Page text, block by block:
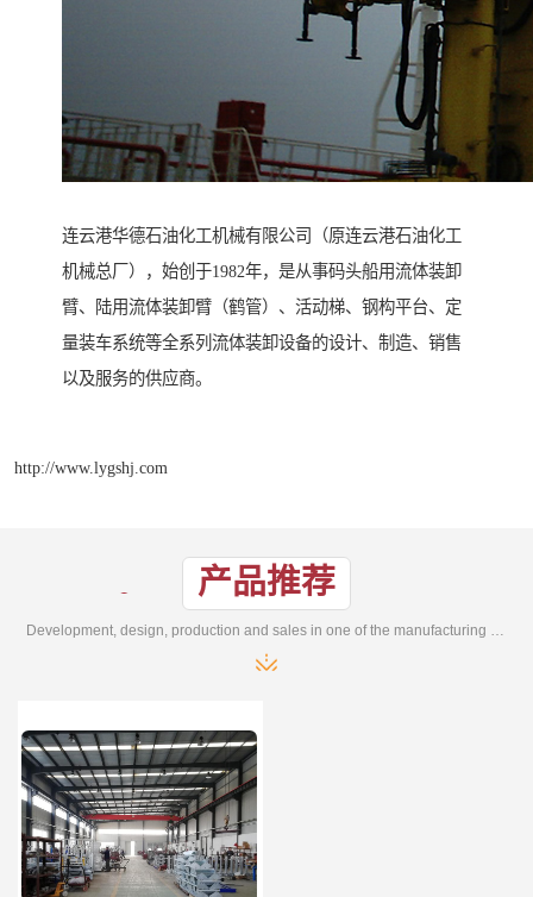
连云港华德石油化工机械有限公司（原连云港石油化工
机械总厂），始创于1982年，是从事码头船用流体装卸
臂、陆用流体装卸臂（鹤管）、活动梯、钢构平台、定
量装车系统等全系列流体装卸设备的设计、制造、销售
以及服务的供应商。
http://www.lygshj.com
产品推荐